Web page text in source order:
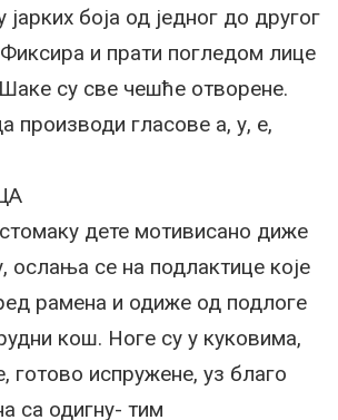
јарких боја од једног до другог
и прати погледом лице
су све чешће отворене.
производи гласове а, у, е,
дете мотивисано диже
ослања се на подлактице које
рамена и одиже од подлоге
кош. Ноге су у куковима,
готово испружене, уз благо
са одигну- тим